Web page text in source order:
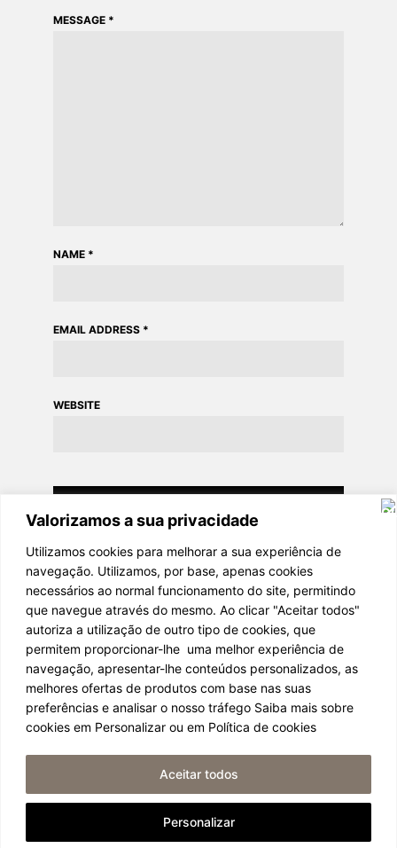
Valorizamos a sua privacidade
Utilizamos cookies para melhorar a sua experiência de
navegação. Utilizamos, por base, apenas cookies
necessários ao normal funcionamento do site, permitindo
que navegue através do mesmo. Ao clicar "Aceitar todos"
autoriza a utilização de outro tipo de cookies, que
permitem proporcionar-lhe uma melhor experiência de
navegação, apresentar-lhe conteúdos personalizados, as
melhores ofertas de produtos com base nas suas
preferências e analisar o nosso tráfego Saiba mais sobre
cookies em Personalizar ou em Política de cookies
Personalizar
Aceitar todos
MESSAGE *
NAME *
EMAIL ADDRESS *
WEBSITE
light it be 2024
TERMOS E CONDIÇÕES
POLÍTICA DE COOKIES
PERGUNTAS FREQUENTES